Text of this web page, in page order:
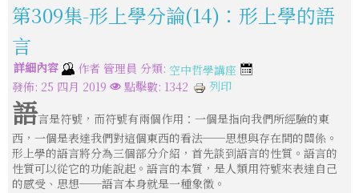
第309集-形上學分論(14)：形上學的語
言
詳細內容 作者 管理員 分類: 空中哲學講座
發佈: 25 四月 2019
點擊數: 1342 列印
語言是符號，而符號有兩個作用：一個是指向我們所經驗的東
西，一個是表達我們對這個東西的看法──思想與存在間的關係。
形上學的語言將分為三個部分介紹，首先談到語言的性質。語言的
性質可以從它的功能說起。語言的本質，是人類用符號來表達自己
的感受、思想──語言本身就是一種象徵。